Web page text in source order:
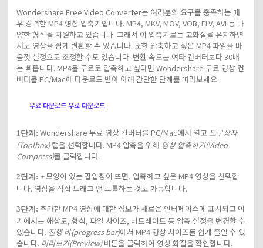
Wondershare Free Video Converter는 여러분의 요구를 충족하는 매
우 강력한 MP4 영상 압축기입니다. MP4, MKV, MOV, VOB, FLV, AVI 등 다
양한 형식을 지원하고 있습니다. 그래서 이 압축기로는 고화질을 유지하면
서도 영상을 쉽게 변환할 수 있습니다. 또한 압축하고 싶은 MP4 파일을 마
음껏 설정으로 조정할 수도 있습니다. 변환 속도는 여타 컨버터보다 30배
는 빠릅니다. MP4를 무료로 압축하고 싶다면 Wondershare 무료 영상 컨
버터를 PC/Mac에 다운로드 받아 아래 간단한 단계를 따라보세요.
무료 다운로드무료 다운로드
1단계: Wondershare 무료 영상 컨버터를 PC/Mac에서 열고 도구상자
(Toolbox)탭을 선택합니다. MP4 압축을 위해 영상 압축하기(Video
Compress)를 클릭합니다.
2단계: +모양이 있는 팝업창이 뜨면, 압축하고 싶은 MP4 영상을 선택합
니다. 영상을 직접 드래그 앤 드롭하는 것도 가능합니다.
3단계: 추가한 MP4 영상에 대한 정보가 새로운 인터페이스에 표시되고 여
기에서는 해상도, 형식, 파일 사이즈, 비트레이트 등 압축 설정을 변경할 수
있습니다. 진행 바(progress bar)에서 MP4 영상 사이즈를 쉽게 줄일 수 있
습니다. 미리보기(Preview)버튼을 클릭하여 영상 화질을 확인합니다.